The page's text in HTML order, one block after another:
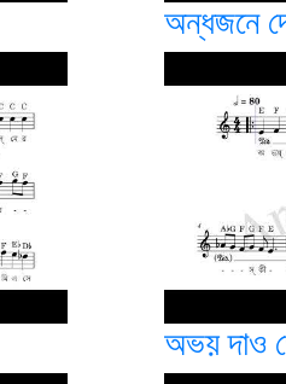
অন্ধজনে
অভয় দাও